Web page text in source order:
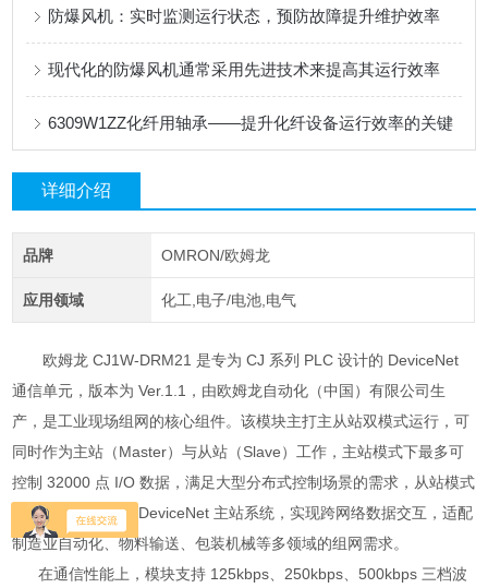
防爆风机：实时监测运行状态，预防故障提升维护效率
现代化的防爆风机通常采用先进技术来提高其运行效率
6309W1ZZ化纤用轴承——提升化纤设备运行效率的关键
详细介绍
品牌 OMRON/欧姆龙
应用领域 化工,电子/电池,电气
欧姆龙 CJ1W-DRM21 是专为 CJ 系列 PLC 设计的 DeviceNet
通信单元，版本为 Ver.1.1，由欧姆龙自动化（中国）有限公司生
产，是工业现场组网的核心组件。该模块主打主从站双模式运行，可
同时作为主站（Master）与从站（Slave）工作，主站模式下最多可
控制 32000 点 I/O 数据，满足大型分布式控制场景的需求，从站模式
则能灵活接入其他 DeviceNet 主站系统，实现跨网络数据交互，适配
制造业自动化、物料输送、包装机械等多领域的组网需求。
在通信性能上，模块支持 125kbps、250kbps、500kbps 三档波